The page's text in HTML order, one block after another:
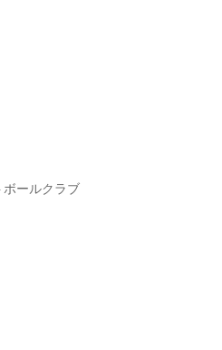
ールクラブ